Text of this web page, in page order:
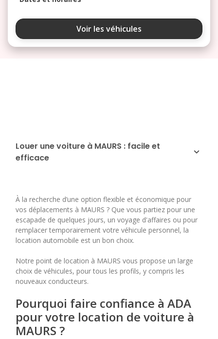
août 2026
ma me
31
1
2 3 4
7 8 9 10
21 22 23 24
Voir les véhicules
Louer une voiture à MAURS : facile et
efficace
À la recherche d’une option flexible et économique pour
vos déplacements à MAURS ? Que vous partiez pour une
escapade de quelques jours, un voyage d'affaires ou pour
remplacer temporairement votre véhicule personnel, la
location automobile est un bon choix.
Notre point de location à MAURS vous propose un large
choix de véhicules, pour tous les profils, y compris les
nouveaux conducteurs.
Pourquoi faire confiance à ADA
pour votre location de voiture à
MAURS ?